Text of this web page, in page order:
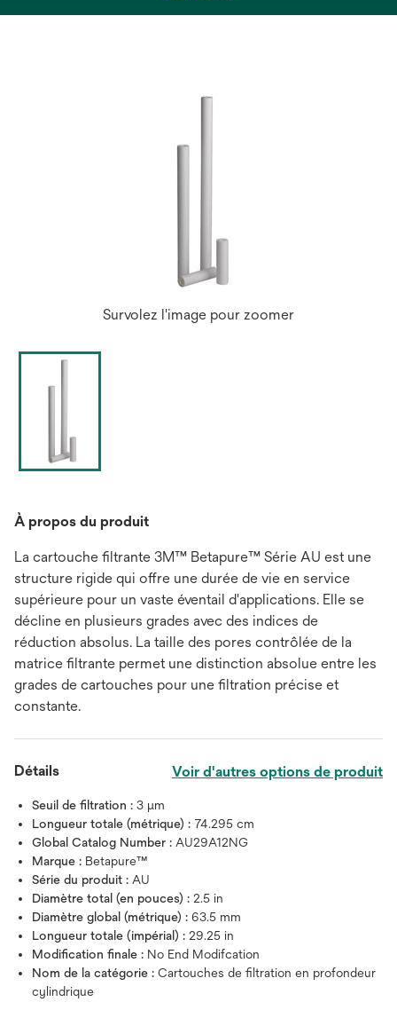
Survolez l'image pour zoomer
À propos du produit
La cartouche filtrante 3M™ Betapure™ Série AU est une
structure rigide qui offre une durée de vie en service
supérieure pour un vaste éventail d'applications. Elle se
décline en plusieurs grades avec des indices de
réduction absolus. La taille des pores contrôlée de la
matrice filtrante permet une distinction absolue entre les
grades de cartouches pour une filtration précise et
constante.
Détails Voir d'autres options de produit
Seuil de filtration : 3 μm
Longueur totale (métrique) : 74.295 cm
Global Catalog Number : AU29A12NG
Marque : Betapure™
Série du produit : AU
Diamètre total (en pouces) : 2.5 in
Diamètre global (métrique) : 63.5 mm
Longueur totale (impérial) : 29.25 in
Modification finale : No End Modifcation
Nom de la catégorie : Cartouches de filtration en profondeur
cylindrique